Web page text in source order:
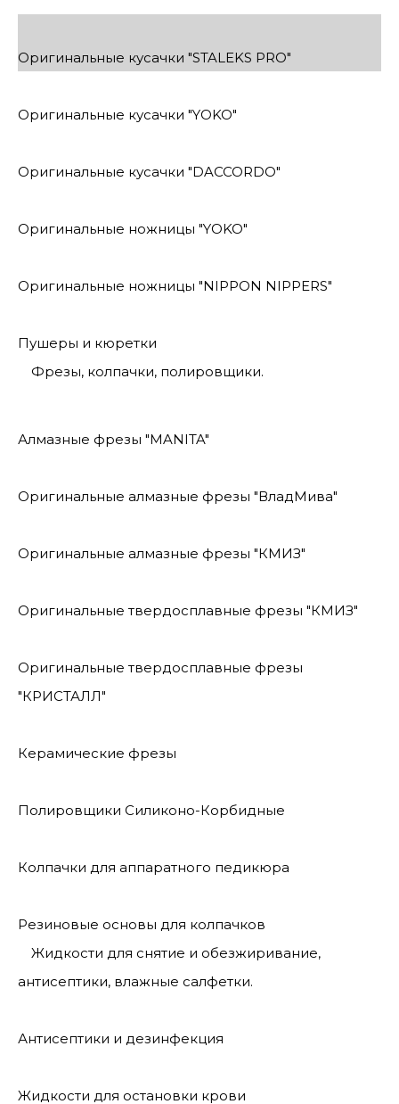
Оригинальные кусачки "STALEKS PRO"
Оригинальные кусачки "YOKO"
Оригинальные кусачки "DACCORDO"
Оригинальные ножницы "YOKO"
Оригинальные ножницы "NIPPON NIPPERS"
Пушеры и кюретки
Фрезы, колпачки, полировщики.
Алмазные фрезы "MANITA"
Оригинальные алмазные фрезы "ВладМива"
Оригинальные алмазные фрезы "КМИЗ"
Оригинальные твердосплавные фрезы "КМИЗ"
Оригинальные твердосплавные фрезы
"КРИСТАЛЛ"
Керамические фрезы
Полировщики Силиконо-Корбидные
Колпачки для аппаратного педикюра
Резиновые основы для колпачков
Жидкости для снятие и обезжиривание,
антисептики, влажные салфетки.
Антисептики и дезинфекция
Жидкости для остановки крови